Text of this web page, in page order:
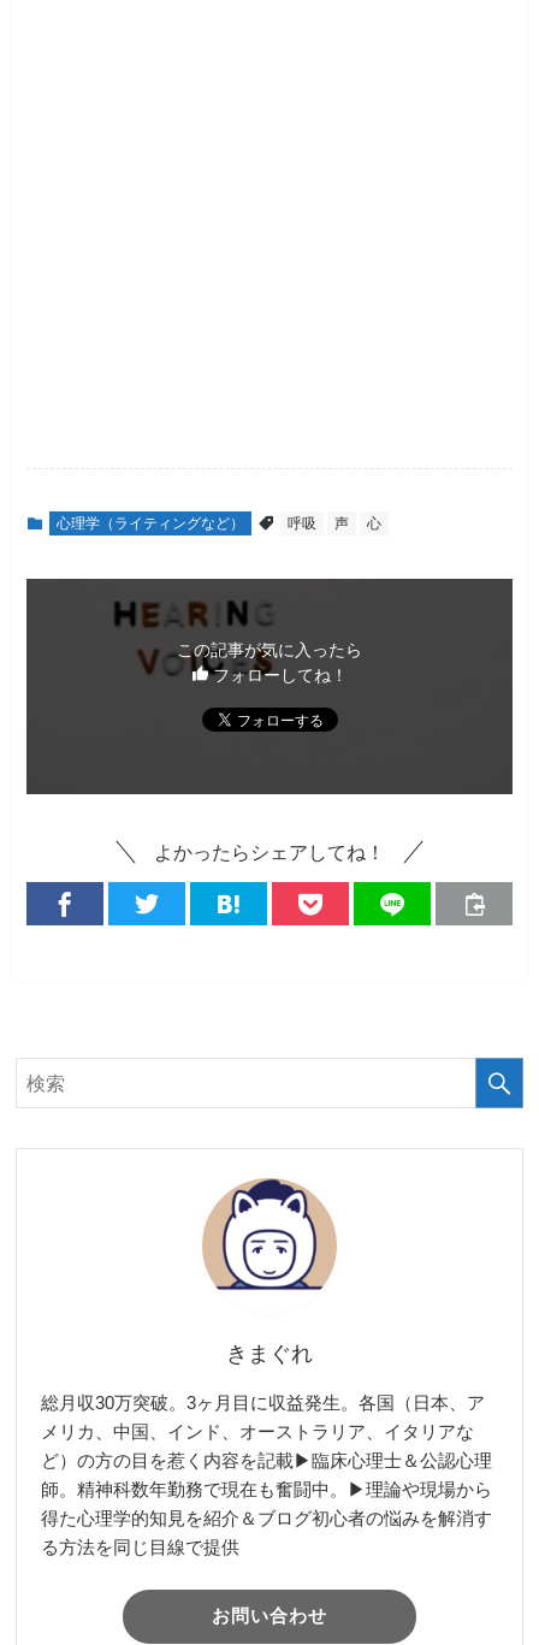
心理学（ライティングなど） 呼吸 声 心
この記事が気に入ったら
フォローしてね！
よかったらシェアしてね！
きまぐれ
総月収30万突破。3ヶ月目に収益発生。各国（日本、ア
メリカ、中国、インド、オーストラリア、イタリアな
ど）の方の目を惹く内容を記載▶︎臨床心理士＆公認心理
師。精神科数年勤務で現在も奮闘中。▶︎理論や現場から
得た心理学的知見を紹介＆ブログ初心者の悩みを解消す
る方法を同じ目線で提供
お問い合わせ